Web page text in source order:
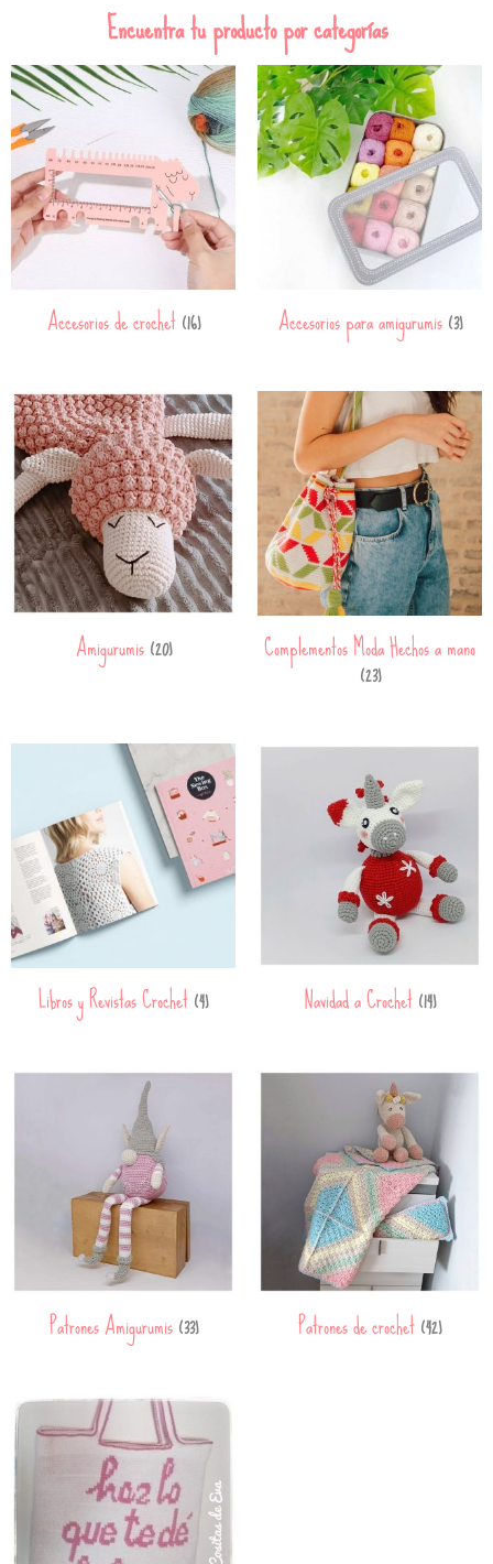
Encuentra tu producto por categorías
Accesorios de crochet(16) Accesorios para amigurumis(3)
Amigurumis(20) Complementos Moda Hechos a mano
(23)
Libros y Revistas Crochet(4) Navidad a Crochet(14)
Patrones Amigurumis(33) Patrones de crochet(42)